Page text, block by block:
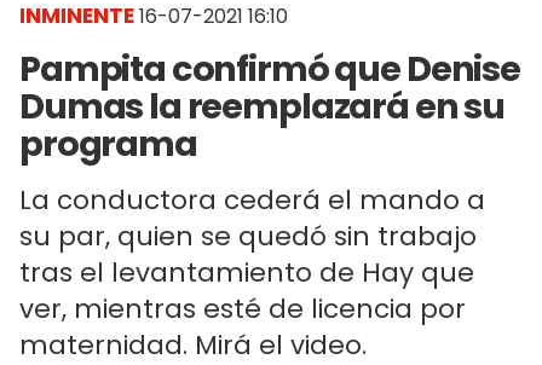
INMINENTE16-07-2021 16:10
Pampita confirmó que Denise
Dumas la reemplazará en su
programa
La conductora cederá el mando a
su par, quien se quedó sin trabajo
tras el levantamiento de Hay que
ver, mientras esté de licencia por
maternidad. Mirá el video.